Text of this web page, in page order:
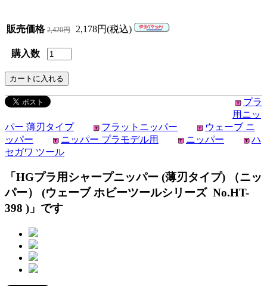
販売価格 2,420円 2,178円(税込)
購入数
プラ
用ニッ
パー 薄刃タイプ
フラットニッパー
ウェーブ ニ
ッパー
ニッパー プラモデル用 ニッパー
ハ
セガワ ツール
「HGプラ用シャープニッパー (薄刃タイプ) （ニッ
パー） (ウェーブ ホビーツールシリーズ No.HT-
398 )」です